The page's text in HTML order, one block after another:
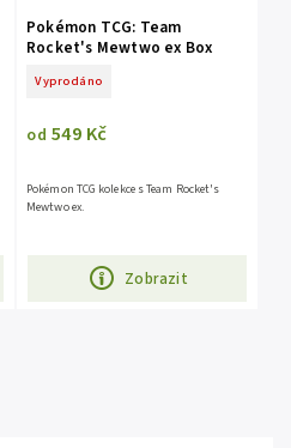
Pokémon TCG: Team
Rocket's Mewtwo ex Box
Vyprodáno
od 549 Kč
Zobrazit
Pokémon TCG kolekce s Team Rocket's
Mewtwo ex.